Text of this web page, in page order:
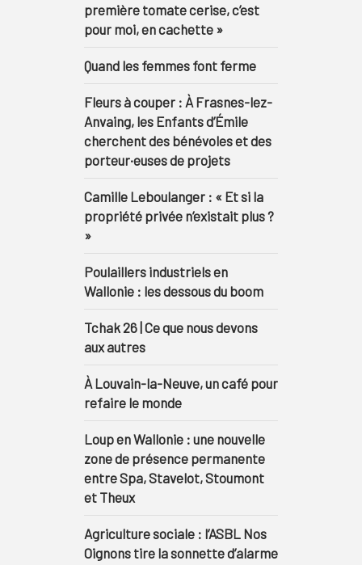
première tomate cerise, c’est
pour moi, en cachette »
Quand les femmes font ferme
Fleurs à couper : À Frasnes-lez-
Anvaing, les Enfants d’Émile
cherchent des bénévoles et des
porteur·euses de projets
Camille Leboulanger : « Et si la
propriété privée n’existait plus ?
»
Poulaillers industriels en
Wallonie : les dessous du boom
Tchak 26 | Ce que nous devons
aux autres
À Louvain-la-Neuve, un café pour
refaire le monde
Loup en Wallonie : une nouvelle
zone de présence permanente
entre Spa, Stavelot, Stoumont
et Theux
Agriculture sociale : l’ASBL Nos
Oignons tire la sonnette d’alarme